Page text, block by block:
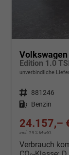
Edition 1.0
unverbindliche
Fahrzeugnr. 881246
Kraftstoff Benzin
24.157,–
incl. 19% MwSt.
Verbrauch